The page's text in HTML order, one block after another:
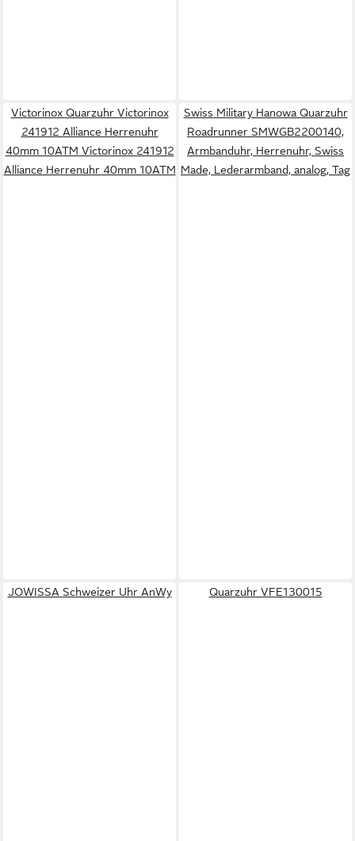
Victorinox Quarzuhr Victorinox
241912 Alliance Herrenuhr
40mm 10ATM Victorinox 241912
Alliance Herrenuhr 40mm 10ATM
Swiss Military Hanowa Quarzuhr
Roadrunner SMWGB2200140,
Armbanduhr, Herrenuhr, Swiss
Made, Lederarmband, analog, Tag
JOWISSA Schweizer Uhr AnWy Quarzuhr VFE130015